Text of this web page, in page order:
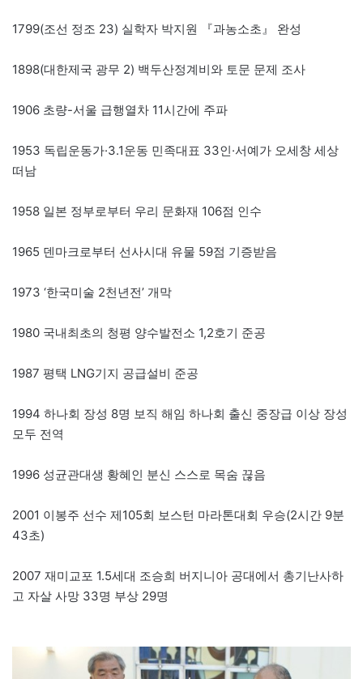
1799(조선 정조 23) 실학자 박지원 『과농소초』 완성
1898(대한제국 광무 2) 백두산정계비와 토문 문제 조사
1906 초량-서울 급행열차 11시간에 주파
1953 독립운동가·3.1운동 민족대표 33인·서예가 오세창 세상
떠남
1958 일본 정부로부터 우리 문화재 106점 인수
1965 덴마크로부터 선사시대 유물 59점 기증받음
1973 ‘한국미술 2천년전’ 개막
1980 국내최초의 청평 양수발전소 1,2호기 준공
1987 평택 LNG기지 공급설비 준공
1994 하나회 장성 8명 보직 해임 하나회 출신 중장급 이상 장성
모두 전역
1996 성균관대생 황혜인 분신 스스로 목숨 끊음
2001 이봉주 선수 제105회 보스턴 마라톤대회 우승(2시간 9분
43초)
2007 재미교포 1.5세대 조승희 버지니아 공대에서 총기난사하
고 자살 사망 33명 부상 29명